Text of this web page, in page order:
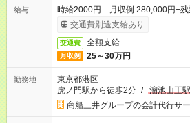
給与
時給2000円 月収例 280,000円+残
交通費別途支給あり
交通費 全額支給
月収例 25～30万円
勤務地
東京都港区
虎ノ門駅から徒歩2分 / 溜池山王駅
商船三井グループの会計代行サ